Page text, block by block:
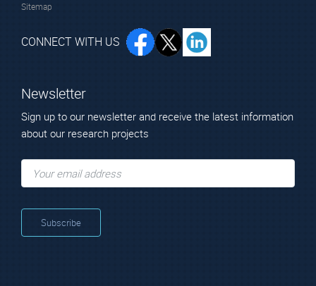
Sitemap
CONNECT WITH US
Newsletter
Sign up to our newsletter and receive the latest information
about our research projects